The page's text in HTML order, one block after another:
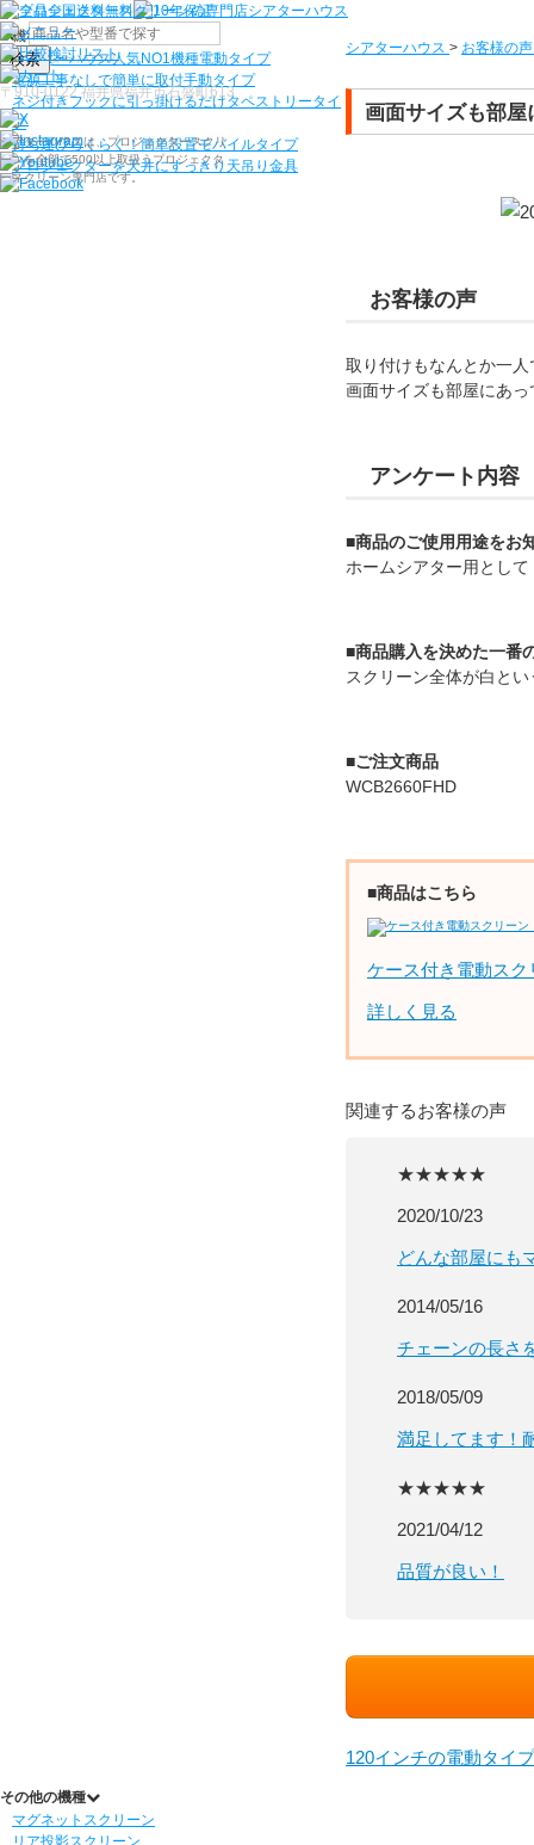
検索
シアターハウス > お客様の声
画面サイズも部
お客様の声
取り付けもなんとか一
画面サイズも部屋にあ
アンケート内容
■商品のご使用用途をお
ホームシアター用として
■商品購入を決めた一番
スクリーン全体が白と
■ご注文商品
WCB2660FHD
■商品はこちら
ケース付き電動ス
詳しく見る
関連するお客様の声
★★★★★
2020/10/23
どんな部屋にも
2014/05/16
チェーンの長さ
2018/05/09
満足してます！
★★★★★
2021/04/12
品質が良い！
120インチの電動タイ
機種から選ぶ
シアターハウス人気NO1機種電動タイプ
電源工事なしで簡単に取付手動タイプ
ネジ付きフックに引っ掛けるだけタペストリータイ
プ
持ち運びらくらく！簡単設置モバイルタイプ
プロジェクターを天井にすっきり 天吊り金具
その他の機種
マグネットスクリーン
リア投影スクリーン
〒910-0122 福井県福井市石盛町613
シアターハウスは、プロジェクタースクリ
ーンを全部で500以上取扱うプロジェクタ
ースクリーン専門店です。